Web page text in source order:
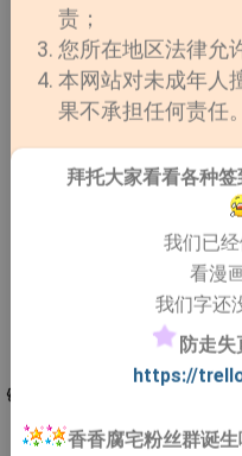
责；
您所在地区法律允
本网站对未成年人
果不承担任何责任。
拜托大家看看各种
我们已经
看漫
我们字还
防走
https://
香香腐宅粉丝群诞生